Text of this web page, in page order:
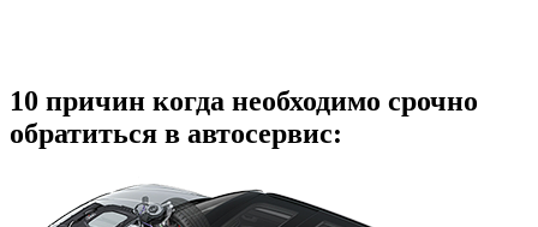
10 причин когда необходимо срочно
обратиться в автосервис: